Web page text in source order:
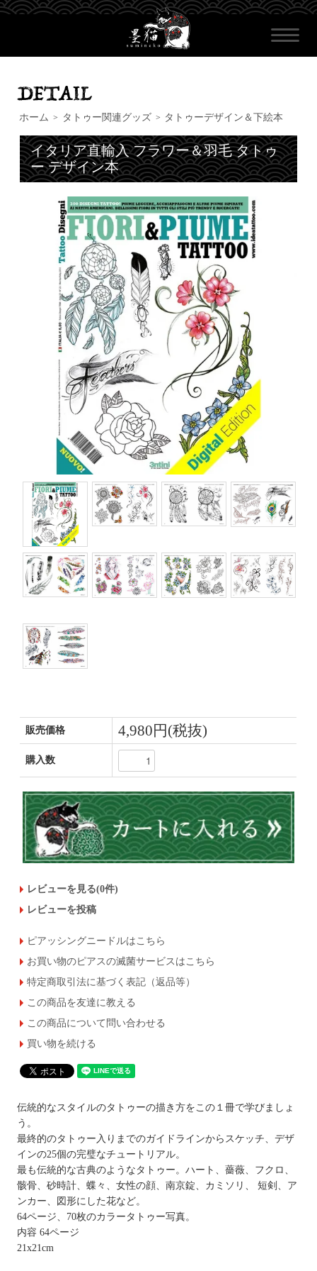
ホーム > タトゥー関連グッズ > タトゥーデザイン＆下絵本
イタリア直輸入 フラワー＆羽毛 タトゥ
ー デザイン本
販売価格 4,980円(税抜)
購入数
レビューを見る(0件)
レビューを投稿
ピアッシングニードルはこちら
お買い物のピアスの滅菌サービスはこちら
特定商取引法に基づく表記（返品等）
この商品を友達に教える
この商品について問い合わせる
買い物を続ける
伝統的なスタイルのタトゥーの描き方をこの１冊で学びましょ
う。
最終的のタトゥー入りまでのガイドラインからスケッチ、デザ
インの25個の完璧なチュートリアル。
最も伝統的な古典のようなタトゥー。ハート、薔薇、フクロ、
骸骨、砂時計、蝶々、女性の顔、南京錠、カミソリ、 短剣、ア
ンカー、図形にした花など。
64ページ、70枚のカラータトゥー写真。
内容 64ページ
21x21cm